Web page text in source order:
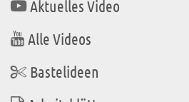
Aktuelles Video
Alle Videos
Bastelideen